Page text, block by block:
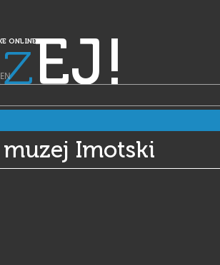
ONLINEEJ!
EN
Imotski